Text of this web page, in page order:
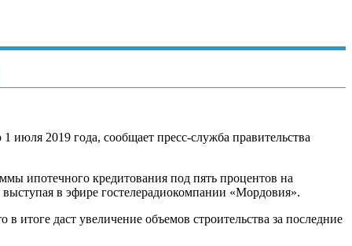
2019 года, сообщает пресс-служба правительства
ипотечного кредитования под пять процентов на
в эфире гостелерадиокомпании «Мордовия».
итоге даст увеличение объемов строительства за последние